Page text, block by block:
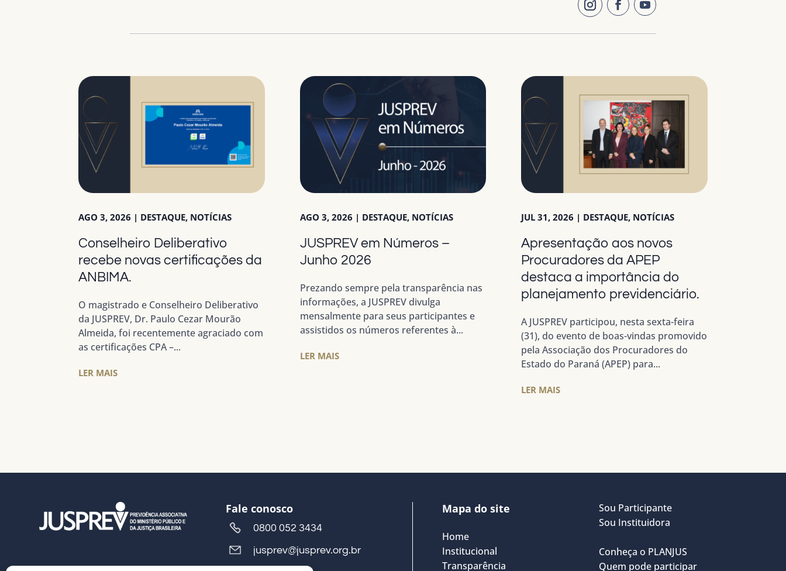
Conselheiro Deliberativo
recebe novas certificações da
ANBIMA.
AGO 3, 2026 | DESTAQUE, NOTÍCIAS
O magistrado e Conselheiro Deliberativo
da JUSPREV, Dr. Paulo Cezar Mourão
Almeida, foi recentemente agraciado com
as certificações CPA –...
LER MAIS
JUSPREV em Números –
Junho 2026
AGO 3, 2026 | DESTAQUE, NOTÍCIAS
Prezando sempre pela transparência nas
informações, a JUSPREV divulga
mensalmente para seus participantes e
assistidos os números referentes à...
LER MAIS
Apresentação aos novos
Procuradores da APEP
destaca a importância do
planejamento previdenciário.
JUL 31, 2026 | DESTAQUE, NOTÍCIAS
A JUSPREV participou, nesta sexta-feira
(31), do evento de boas-vindas promovido
pela Associação dos Procuradores do
Estado do Paraná (APEP) para...
LER MAIS
Fale conosco
0800 052 3434
jusprev@jusprev.org.br
Mapa do site
Home
Institucional
Transparência
Sou Participante
Sou Instituidora
Conheça o PLANJUS
Quem pode participar